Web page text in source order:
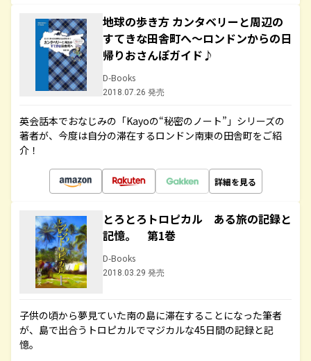
地球の歩き方 カンタベリーと周辺の
すてきな田舎町へ～ロンドンからの日
帰りおさんぽガイド♪
D-Books
2018.07.26 発売
英会話本でおなじみの「Kayoの“秘密のノート”」シリーズの
著者が、今度は自分の滞在するロンドン南東の田舎町をご紹
介！
詳細を見る
とろとろトロピカル ある旅の記録と
記憶。 第1巻
D-Books
2018.03.29 発売
子供の頃から夢見ていた南の島に滞在することになった筆者
が、島で出合うトロピカルでマジカルな45日間の記録と記
憶。